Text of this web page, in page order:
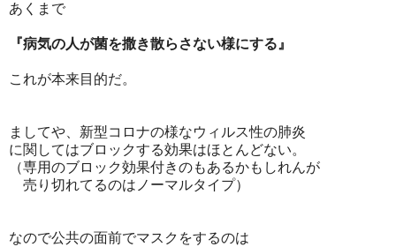
あくまで
『病気の人が菌を撒き散らさない様にする』
これが本来目的だ。
ましてや、新型コロナの様なウィルス性の肺炎
に関してはブロックする効果はほとんどない。
（専用のブロック効果付きのもあるかもしれんが
売り切れてるのはノーマルタイプ）
なので公共の面前でマスクをするのは